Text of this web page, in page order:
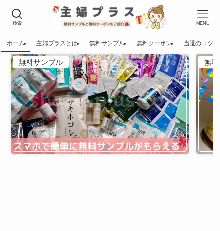
検索 MENU
ホーム 主婦プラスとは 無料サンプル 無料クーポン 当選のコツ
無料サンプル 無